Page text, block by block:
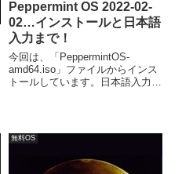
Peppermint OS 2022-02-
02…インストールと日本語
入力まで！
今回は、「PeppermintOS-
amd64.iso」ファイルからインス
トールしています。日本語入力に
無料OS